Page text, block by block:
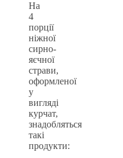
На
4
порції
ніжної
сирно-
яєчної
страви,
оформленої
у
вигляді
курчат,
знадобляться
такі
продукти: